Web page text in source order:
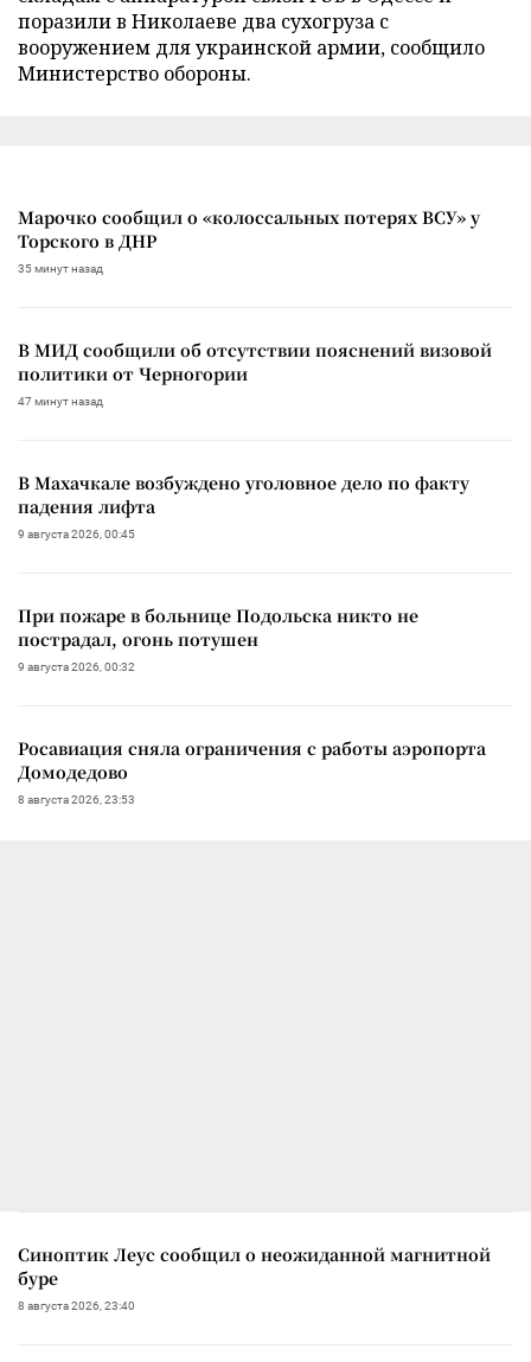
поразили в Николаеве два сухогруза с
вооружением для украинской армии, сообщило
Министерство обороны.
Марочко сообщил о «колоссальных потерях ВСУ» у
Торского в ДНР
35 минут назад
В МИД сообщили об отсутствии пояснений визовой
политики от Черногории
47 минут назад
В Махачкале возбуждено уголовное дело по факту
падения лифта
9 августа 2026, 00:45
При пожаре в больнице Подольска никто не
пострадал, огонь потушен
9 августа 2026, 00:32
Росавиация сняла ограничения с работы аэропорта
Домодедово
8 августа 2026, 23:53
Синоптик Леус сообщил о неожиданной магнитной
буре
8 августа 2026, 23:40